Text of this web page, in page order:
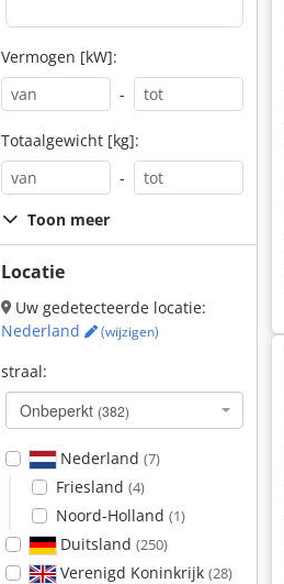
Vermogen [kW]:
-
Totaalgewicht [kg]:
-
Toon meer
Locatie
Uw gedetecteerde locatie:
Nederland
(wijzigen)
straal:
Onbeperkt (382)
Nederland (7)
Friesland (4)
Noord-Holland (1)
Duitsland (250)
Verenigd Koninkrijk (28)